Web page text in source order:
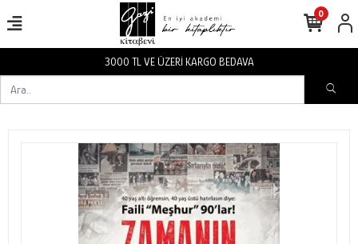
3000 TL VE ÜZERİ KARGO BEDAVA
0